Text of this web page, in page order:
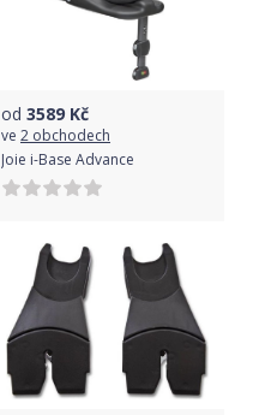
od 3589 Kč
ve 2 obchodech
Joie i-Base Advance